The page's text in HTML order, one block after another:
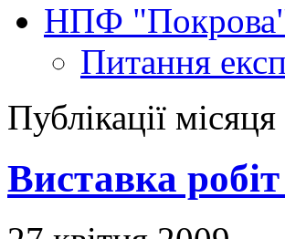
НПФ
Питання
Публікації
Виставка